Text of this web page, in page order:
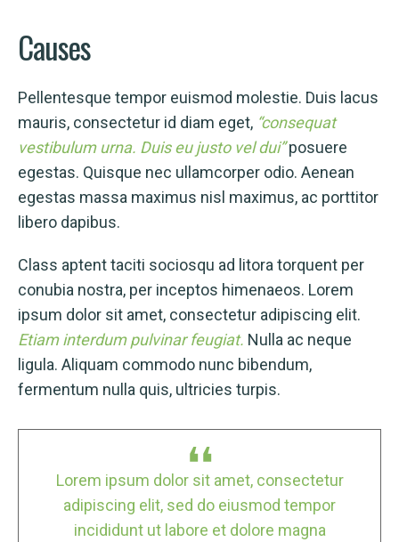
Causes
Pellentesque tempor euismod molestie. Duis lacus
mauris, consectetur id diam eget, “consequat
vestibulum urna. Duis eu justo vel dui”posuere
egestas. Quisque nec ullamcorper odio. Aenean
egestas massa maximus nisl maximus, ac porttitor
libero dapibus.
Class aptent taciti sociosqu ad litora torquent per
conubia nostra, per inceptos himenaeos. Lorem
ipsum dolor sit amet, consectetur adipiscing elit.
Etiam interdum pulvinar feugiat. Nulla ac neque
ligula. Aliquam commodo nunc bibendum,
fermentum nulla quis, ultricies turpis.
Lorem ipsum dolor sit amet, consectetur
adipiscing elit, sed do eiusmod tempor
incididunt ut labore et dolore magna